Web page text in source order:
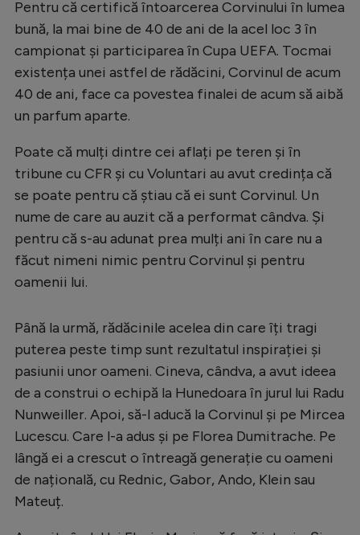
Pentru că certifică întoarcerea Corvinului în lumea
bună, la mai bine de 40 de ani de la acel loc 3 în
campionat și participarea în Cupa UEFA. Tocmai
existența unei astfel de rădăcini, Corvinul de acum
40 de ani, face ca povestea finalei de acum să aibă
un parfum aparte.
Poate că mulți dintre cei aflați pe teren și în
tribune cu CFR și cu Voluntari au avut credința că
se poate pentru că știau că ei sunt Corvinul. Un
nume de care au auzit că a performat cândva. Și
pentru că s-au adunat prea mulți ani în care nu a
făcut nimeni nimic pentru Corvinul și pentru
oamenii lui.
Până la urmă, rădăcinile acelea din care îți tragi
puterea peste timp sunt rezultatul inspirației și
pasiunii unor oameni. Cineva, cândva, a avut ideea
de a construi o echipă la Hunedoara în jurul lui Radu
Nunweiller. Apoi, să-l aducă la Corvinul și pe Mircea
Lucescu. Care l-a adus și pe Florea Dumitrache. Pe
lângă ei a crescut o întreagă generație cu oameni
de națională, cu Rednic, Gabor, Ando, Klein sau
Mateuț.